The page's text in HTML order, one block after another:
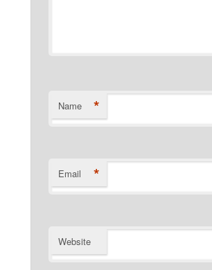
Name *
Email *
Website